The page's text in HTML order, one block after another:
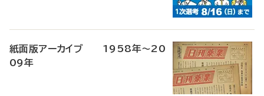
紙面版アーカイブ 1958年～20
09年